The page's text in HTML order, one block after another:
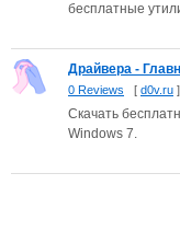
бесплатные
Драйвера -
0 Reviews [ d0v.ru ]
Скачать
Windows 7.